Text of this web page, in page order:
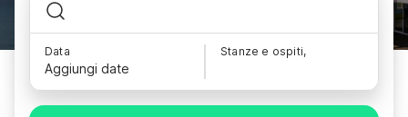
Data
Aggiungi date
Stanze e ospiti,